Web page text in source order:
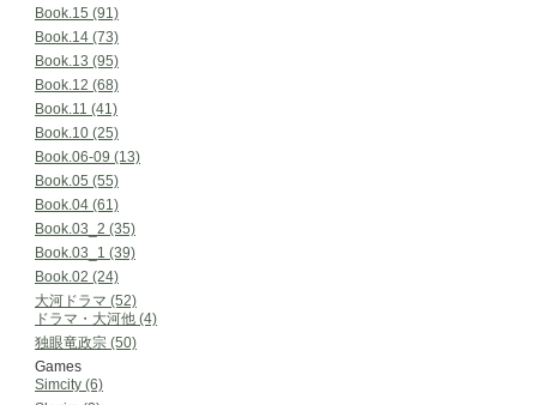
Book.15 (91)
Book.14 (73)
Book.13 (95)
Book.12 (68)
Book.11 (41)
Book.10 (25)
Book.06-09 (13)
Book.05 (55)
Book.04 (61)
Book.03_2 (35)
Book.03_1 (39)
Book.02 (24)
大河ドラマ (52)
ドラマ・大河他 (4)
独眼竜政宗 (50)
Games
Simcity (6)